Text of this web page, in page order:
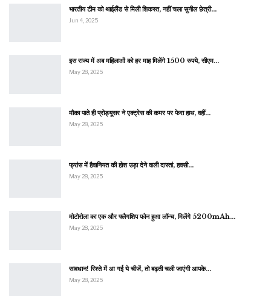
भारतीय टीम को थाईलैंड से मिली शिकस्त, नहीं चला सुनील छेत्री…
Jun 4, 2025
इस राज्य में अब महिलाओं को हर माह मिलेंगे 1500 रुपये, सीएम…
May 28, 2025
मौका पाते ही प्रोड्यूसर ने एक्ट्रेस की कमर पर फेरा हाथ, वहीं…
May 28, 2025
फ्रांस में हैवानियत की होश उड़ा देने वाली दास्तां, हवसी…
May 28, 2025
मोटोरोला का एक और फ्लैगशिप फोन हुआ लॉन्च, मिलेंगे 5200mAh…
May 28, 2025
सावधान! रिश्ते में आ गई ये चीजें, तो बढ़ती चली जाएंगी आपके…
May 28, 2025